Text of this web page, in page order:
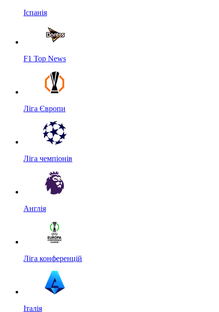
Іспанія
F1 Top News
Ліга Європи
Ліга чемпіонів
Англія
Ліга конференцій
Італія